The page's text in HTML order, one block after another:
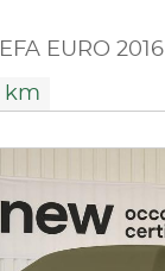
EURO 2016
km